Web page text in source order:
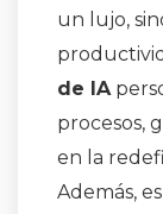
un lujo,
de IA
procesos,
en la
Además,